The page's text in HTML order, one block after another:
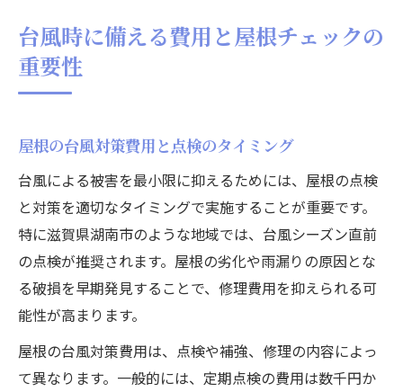
台風時に備える費用と屋根チェックの
重要性
屋根の台風対策費用と点検のタイミング
台風による被害を最小限に抑えるためには、屋根の点検
と対策を適切なタイミングで実施することが重要です。
特に滋賀県湖南市のような地域では、台風シーズン直前
の点検が推奨されます。屋根の劣化や雨漏りの原因とな
る破損を早期発見することで、修理費用を抑えられる可
能性が高まります。
屋根の台風対策費用は、点検や補強、修理の内容によっ
て異なります。一般的には、定期点検の費用は数千円か